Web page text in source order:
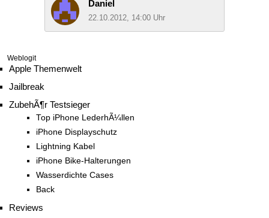
Daniel
22.10.2012, 14:00 Uhr
Weblogit
Apple Themenwelt
Jailbreak
ZubehÃ¶r Testsieger
Top iPhone LederhÃ¼llen
iPhone Displayschutz
Lightning Kabel
iPhone Bike-Halterungen
Wasserdichte Cases
Back
Reviews